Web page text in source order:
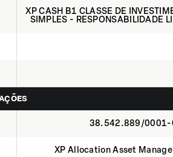
XP CASH B1 CLASSE DE
SIMPLES - RESPONSABILIDADE
38.542.889/0001-
XP Allocation Asset